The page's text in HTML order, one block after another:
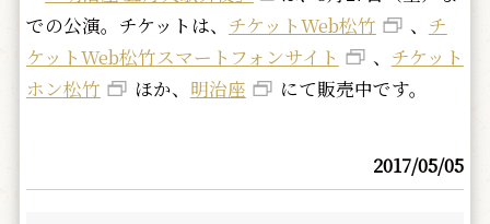
での公演。チケットは、 チケットWeb松竹 、 チ
ケットWeb松竹スマートフォンサイト
、 チケット
ホン松竹
ほか、 明治座 にて販売中です。
2017/05/05